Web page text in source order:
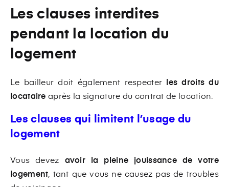
Les clauses interdites
pendant la location du
logement
Le bailleur doit également respecter les droits du
locataire après la signature du contrat de location.
Les clauses qui limitent l’usage du
logement
Vous devez avoir la pleine jouissance de votre
logement , tant que vous ne causez pas de troubles